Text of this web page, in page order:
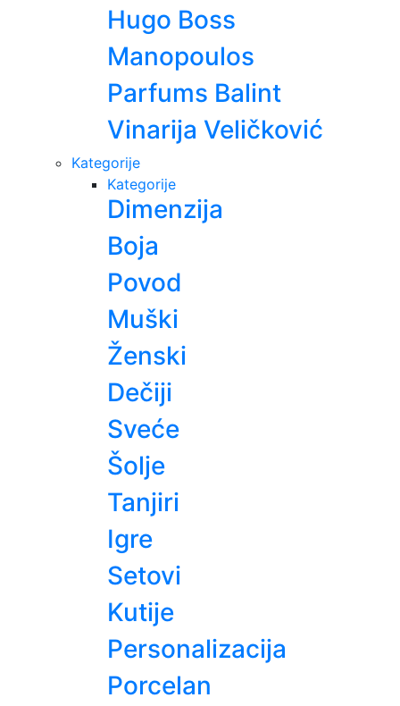
Hugo Boss
Manopoulos
Parfums Balint
Vinarija Veličković
Kategorije
Kategorije
Dimenzija
Boja
Povod
Muški
Ženski
Dečiji
Sveće
Šolje
Tanjiri
Igre
Setovi
Kutije
Personalizacija
Porcelan